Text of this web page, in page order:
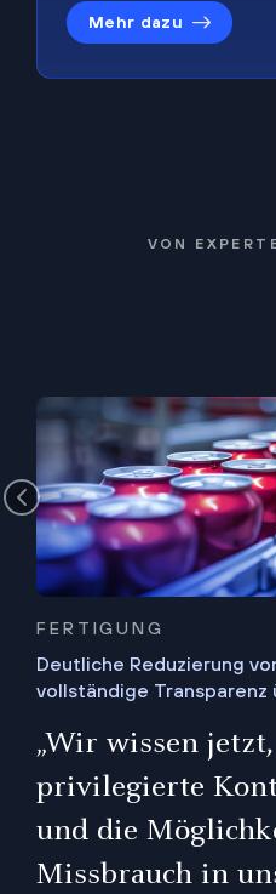
Mehr dazu
VON
FERTIGUNG
Deutliche Reduzierung
vollständige
„Wir wissen
privilegierte
und die
Missbrauch in